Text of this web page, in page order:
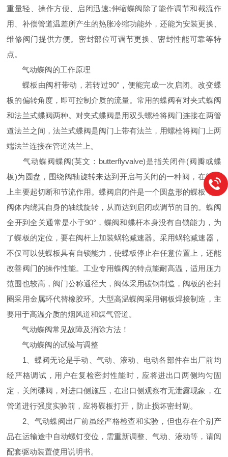
重量轻、操作方便、启闭迅速;伸缩蝶阀除了能作调节和截流作
用、补偿管道温差所产生的热胀冷缩功能外，还能为安装更换、
维修阀门提供方便。密封部位可调节更换、密封性能可靠等特
点。
气动蝶阀的工作原理
蝶板由阀杆带动，若转过90°，便能完成一次启闭。改变蝶
板的偏转角度，即可控制介质的流量。常用的蝶阀有对夹式蝶阀
和法兰式蝶阀两种。对夹式蝶阀是用双头螺栓将阀门连接在两管
道法兰之间，法兰式蝶阀是阀门上带有法兰，用螺栓将阀门上两
端法兰连接在管道法兰上。
气动蝶阀蝶阀(英文：butterflyvalve)是指关闭件(阀瓣或蝶
板)为圆盘，围绕阀轴旋转来达到开启与关闭的一种阀，在管道
上主要起切断和节流作用。蝶阀启闭件是一个圆盘形的蝶板，在
阀体内绕其自身的轴线旋转，从而达到启闭或调节的目的。蝶阀
全开到全关通常是小于90°，蝶阀和蝶杆本身没有自锁能力，为
了蝶板的定位，要在阀杆上加装蜗轮减速器。采用蜗轮减速器，
不仅可以使蝶板具有自锁能力，使蝶板停止在任意位置上，还能
改善阀门的操作性能。工业专用蝶阀的特点能耐高温，适用压力
范围也较高，阀门公称通径大，阀体采用碳钢制造，阀板的密封
圈采用金属环代替橡胶环。大型高温蝶阀采用钢板焊接制造，主
要用于高温介质的烟风道和煤气管道。
气动蝶阀常见故障及消除方法！
气动蝶阀的试验与调整
1、蝶阀无论是手动、气动、液动、电动各部件在出厂前均
经严格调试，用户在复检密封性能时，应将进出口两侧均匀固
定，关闭碟阀，对进口侧施压，在出口侧观察有无泄露现象，在
管道进行强度实验前，应将碟板打开，防止损坏密封副。
2、气动蝶阀出厂前虽经严格检查和实验，但也存在个别产
品在运输途中自动螺钉变位，需重新调整、气动、液动等，请阅
配套驱动装置使用说明书。